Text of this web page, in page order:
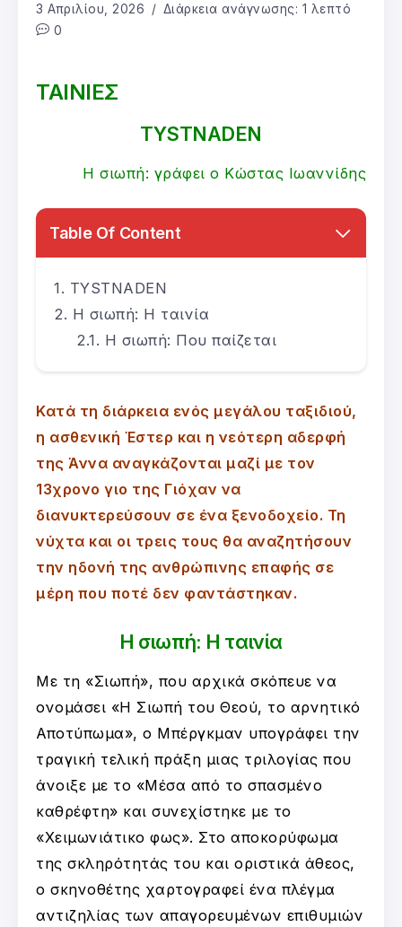
3 Απριλίου, 2026
Διάρκεια ανάγνωσης: 1 λεπτό
0
ΤΑΙΝΙΕΣ
TYSTNADEN
Η σιωπή: γράφει ο Κώστας Ιωαννίδης
Table Of Content
TYSTNADEN
Η σιωπή: Η ταινία
Η σιωπή: Που παίζεται
Κατά τη διάρκεια ενός μεγάλου ταξιδιού,
η ασθενική Έστερ και η νεότερη αδερφή
της Άννα αναγκάζονται μαζί με τον
13χρονο γιο της Γιόχαν να
διανυκτερεύσουν σε ένα ξενοδοχείο. Τη
νύχτα και οι τρεις τους θα αναζητήσουν
την ηδονή της ανθρώπινης επαφής σε
μέρη που ποτέ δεν φαντάστηκαν.
Η σιωπή: Η ταινία
Με τη «Σιωπή», που αρχικά σκόπευε να
ονομάσει «Η Σιωπή του Θεού, το αρνητικό
Αποτύπωμα», ο Μπέργκμαν υπογράφει την
τραγική τελική πράξη μιας τριλογίας που
άνοιξε με το «Μέσα από το σπασμένο
καθρέφτη» και συνεχίστηκε με το
«Χειμωνιάτικο φως». Στο αποκορύφωμα
της σκληρότητάς του και οριστικά άθεος,
ο σκηνοθέτης χαρτογραφεί ένα πλέγμα
αντιζηλίας των απαγορευμένων επιθυμιών